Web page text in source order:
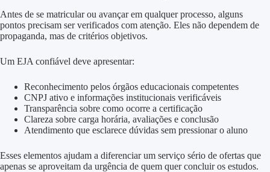
Antes de se matricular ou avançar em qualquer processo, alguns
pontos precisam ser verificados com atenção. Eles não dependem de
propaganda, mas de critérios objetivos.
Um EJA confiável deve apresentar:
Reconhecimento pelos órgãos educacionais competentes
CNPJ ativo e informações institucionais verificáveis
Transparência sobre como ocorre a certificação
Clareza sobre carga horária, avaliações e conclusão
Atendimento que esclarece dúvidas sem pressionar o aluno
Esses elementos ajudam a diferenciar um serviço sério de ofertas que
apenas se aproveitam da urgência de quem quer concluir os estudos.